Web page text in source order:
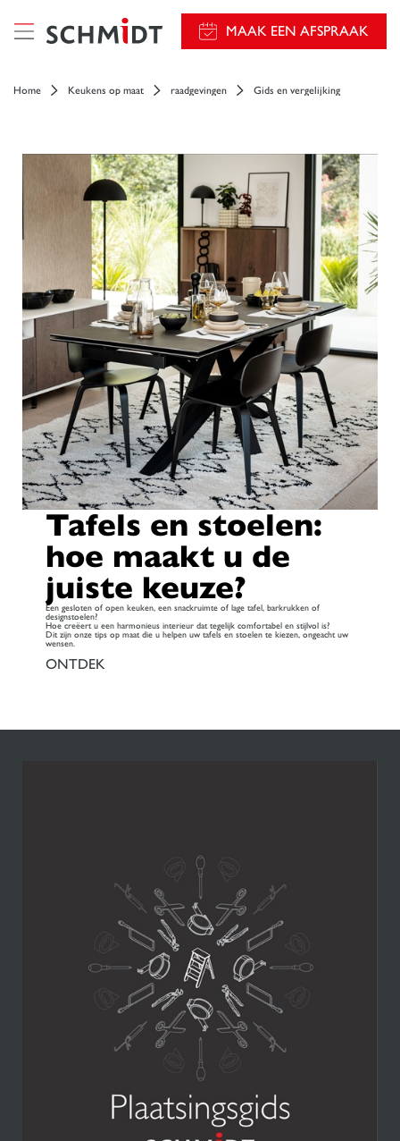
MAAK EEN AFSPRAAK
Home Keukens op maat raadgevingen Gids en vergelijking
Tafels en stoelen:
hoe maakt u de
juiste keuze?
Een gesloten of open keuken, een snackruimte of lage tafel, barkrukken of
designstoelen?
Hoe creëert u een harmonieus interieur dat tegelijk comfortabel en stijlvol is?
Dit zijn onze tips op maat die u helpen uw tafels en stoelen te kiezen, ongeacht uw
wensen.
ONTDEK